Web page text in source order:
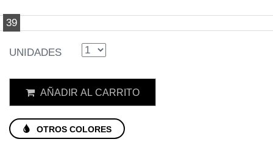
39
UNIDADES
AÑADIR AL CARRITO
OTROS COLORES